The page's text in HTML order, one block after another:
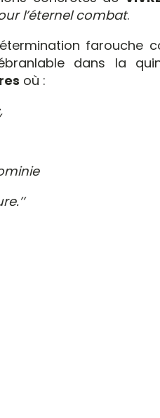
l’éternel combat.
farouche
dans la
où :